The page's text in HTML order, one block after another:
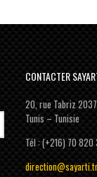
CONTACTER
20, rue Tabriz 2037
Tunis – Tunisie
Tél : (+216) 70